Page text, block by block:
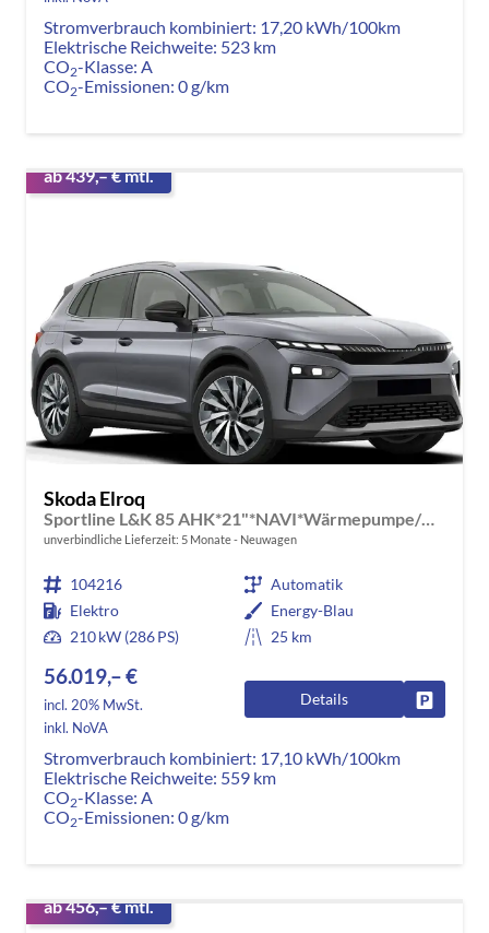
Stromverbrauch kombiniert: 17,20 kWh/100km
Elektrische Reichweite: 523 km
CO2-Klasse: A
CO2-Emissionen: 0 g/km
ab 439,– € mtl.
Skoda Elroq
Sportline L&K 85 AHK*21"*NAVI*Wärmepumpe/CANTON*360°*Head-Up*Matrix*DCC*E-Heck*SHZ*Kessy
unverbindliche Lieferzeit: 5 Monate Neuwagen
104216
Automatik
Elektro
Energy-Blau
210 kW (286 PS)
25 km
56.019,– €
incl. 20% MwSt.
inkl. NoVA
Details
Stromverbrauch kombiniert: 17,10 kWh/100km
Elektrische Reichweite: 559 km
CO2-Klasse: A
CO2-Emissionen: 0 g/km
ab 456,– € mtl.